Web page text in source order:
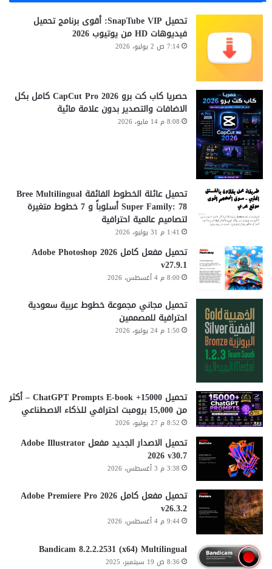
تحميل SnapTube VIP: أقوى برنامج تحميل
فيديوهات HD من يوتيوب 2026
7:14 ص 2 يوليو، 2026
حصريا كاب كت برو CapCut Pro 2026 كامل بكل
الاضافات والتصدير بدون علامة مائية
8:08 م 14 مايو، 2026
تحميل عائلة الخطوط الفائقة Bree Multilingual
Super Family: 78 أسلوباً و 7 خطوط متغيرة
لتصاميم عالمية احترافية
1:41 م 31 يوليو، 2026
تحميل مفعل كامل Adobe Photoshop 2026
v27.9.1
8:00 م 4 أغسطس، 2026
تحميل مجاني مجموعة خطوط عربية سعودية
احترافية للمصممين
1:50 م 24 يوليو، 2026
تحميل 15000+ ChatGPT Prompts E-book – أكثر
من 15,000 برومبت احترافي للذكاء الاصطناعي
8:52 م 27 يوليو، 2026
تحميل الاصدار الجديد مفعل Adobe Illustrator
2026 v30.7
3:38 م 3 أغسطس، 2026
تحميل مفعل كامل Adobe Premiere Pro 2026
v26.3.2
9:44 م 4 أغسطس، 2026
Bandicam 8.2.2.2531 (x64) Multilingual
8:36 ص 19 سبتمبر، 2025